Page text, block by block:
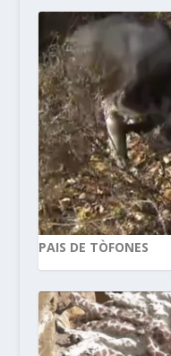
PAIS DE TÒFONES